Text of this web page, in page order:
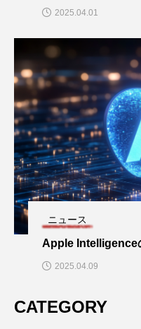
2025.04.01
ニュース
Apple Intelligence
2025.04.09
CATEGORY